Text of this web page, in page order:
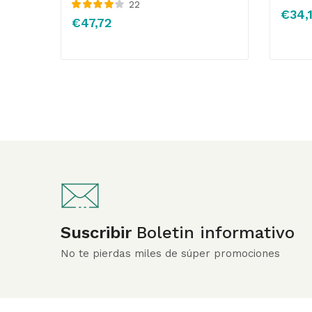
con4.14 de
22
€47,72
con4.00
€
Suscribir Boletin informativo
No te pierdas miles de súper promociones